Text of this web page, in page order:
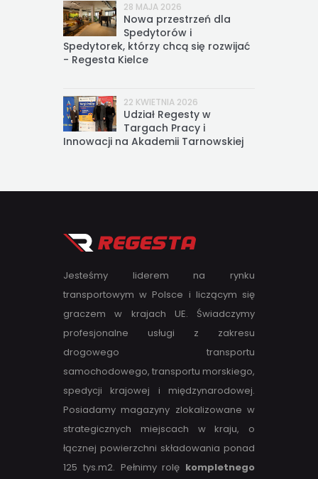
28 MAJA 2026
Nowa przestrzeń dla
Spedytorów i
Spedytorek, którzy chcą się rozwijać
- Regesta Kielce
22 KWIETNIA 2026
Udział Regesty w
Targach Pracy i
Innowacji na Akademii Tarnowskiej
Jesteśmy liderem na rynku
transportowym w Polsce i liczącym się
graczem w krajach UE. Świadczymy
profesjonalne usługi z zakresu
drogowego transportu
samochodowego, transportu morskiego,
spedycji krajowej i międzynarodowej.
Posiadamy magazyny zlokalizowane w
strategicznych miejscach w kraju, o
łącznej powierzchni składowania ponad
125 tys.m2. Pełnimy rolę kompletnego